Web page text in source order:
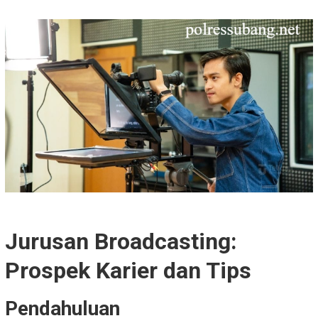
Jurusan Broadcasting:
Prospek Karier dan Tips
Pendahuluan